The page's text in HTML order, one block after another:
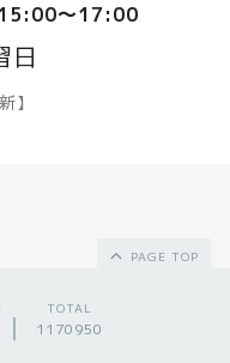
～17:00
日
】
PAGE TOP
TOTAL
1170950